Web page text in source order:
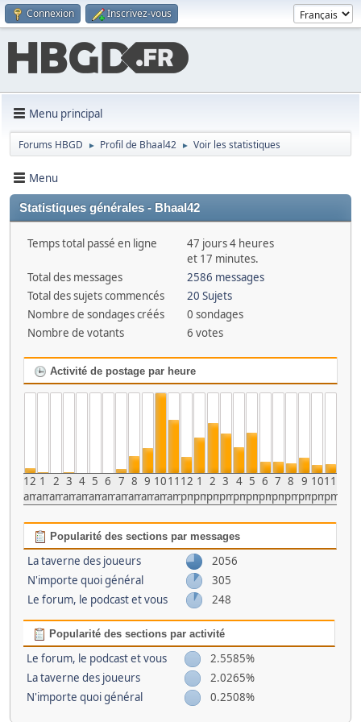
Connexion Inscrivez-vous
Menu principal
Forums HBGD ► Profil de Bhaal42 ► Voir les statistiques
Menu
Statistiques générales - Bhaal42
Temps total passé en ligne
47 jours 4 heures
et 17 minutes.
Total des messages
2586 messages
Total des sujets commencés
20 Sujets
Nombre de sondages créés
0 sondages
Nombre de votants
6 votes
Activité de postage par heure
12
am
1
am
2
am
3
am
4
am
5
am
6
am
7
am
8
am
9
am
10
am
11
am
12
pm
1
pm
2
pm
3
pm
4
pm
5
pm
6
pm
7
pm
8
pm
9
pm
10
pm
11
pm
Popularité des sections par messages
La taverne des joueurs
2056
N'importe quoi général
305
Le forum, le podcast et vous
248
Popularité des sections par activité
Le forum, le podcast et vous
2.5585%
La taverne des joueurs
2.0265%
N'importe quoi général
0.2508%